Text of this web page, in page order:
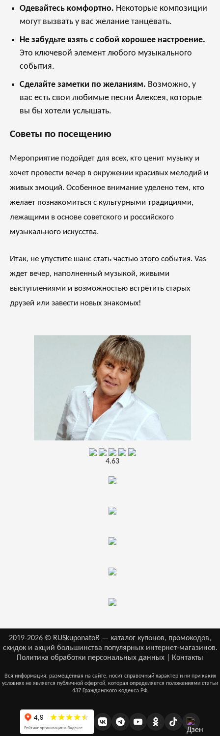
Одевайтесь комфортно. Некоторые композиции
могут вызвать у вас желание танцевать.
Не забудьте взять с собой хорошее настроение.
Это ключевой элемент любого музыкального
события.
Сделайте заметки по желаниям. Возможно, у
вас есть свои любимые песни Алексея, которые
вы бы хотели услышать.
Советы по посещению
Мероприятие подойдет для всех, кто ценит музыку и
хочет провести вечер в окружении красивых мелодий и
живых эмоций. Особенное внимание уделено тем, кто
желает познакомиться с культурными традициями,
лежащими в основе советского и российского
музыкального искусства.
Итак, не упустите шанс стать частью этого события. Vas
ждет вечер, наполненный музыкой, живыми
выступлениями и возможностью встретить старых
друзей или завести новых знакомых!
4.63
2019-2026 © RUSkuponatoR — каталог купонов, промокодов,
скидок и акций большинства популярных интернет-магазинов.
Политика обработки персональных данных
Контакты
Вся информация, размещенная на сайте, носит справочный характер и ни при каких
условиях не является публичной офертой, которая определяется положениями статьи
437 Гражданского кодекса РФ.